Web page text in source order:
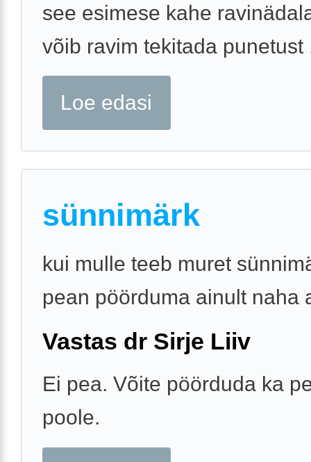
see esimese kahe
võib ravim tekitada punetust
Loe edasi
sünnimärk
kui mulle teeb muret
pean pöörduma ainult naha
Vastas dr Sirje Liiv
Ei pea. Võite pöörduda ka
poole.